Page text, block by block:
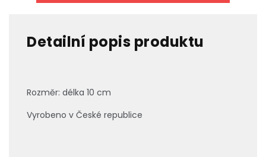
Detailní popis produktu
Rozměr: délka 10 cm
Vyrobeno v České republice